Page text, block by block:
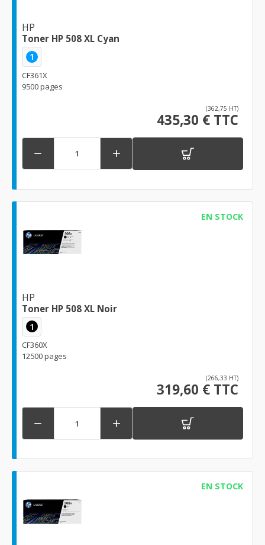
HP
Toner HP 508 XL Cyan
1
CF361X
9500 pages
(362,75 HT)
435,30 € TTC
 
EN STOCK
HP
Toner HP 508 XL Noir
1
CF360X
12500 pages
(266,33 HT)
319,60 € TTC
 
EN STOCK